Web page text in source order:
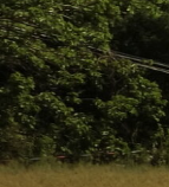
コ
ン
テ
ン
ツ
へ